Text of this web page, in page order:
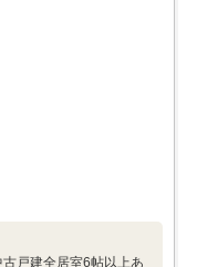
戸建全居室6帖以上あ